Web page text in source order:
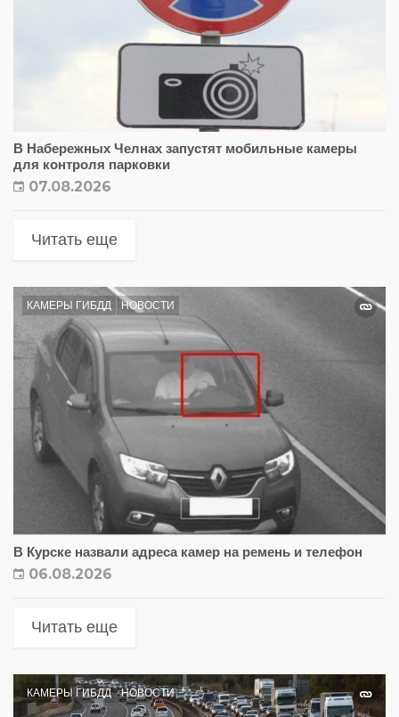
В Набережных Челнах запустят мобильные камеры
для контроля парковки
07.08.2026
Читать еще
КАМЕРЫ ГИБДД НОВОСТИ
В Курске назвали адреса камер на ремень и телефон
06.08.2026
Читать еще
КАМЕРЫ ГИБДД НОВОСТИ